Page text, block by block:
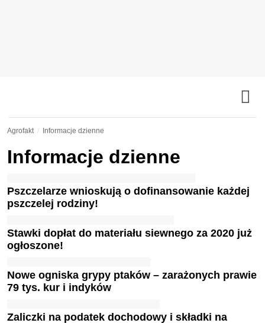
Agrofakt Informacje dzienne
Informacje dzienne
Pszczelarze wnioskują o dofinansowanie każdej
pszczelej rodziny!
Stawki dopłat do materiału siewnego za 2020 już
ogłoszone!
Nowe ogniska grypy ptaków – zarażonych prawie
79 tys. kur i indyków
Zaliczki na podatek dochodowy i składki na